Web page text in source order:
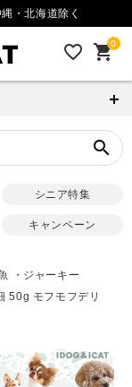
・北海道除く
favorite_outline 0
shopping_cart
search
シニア特集
キャンペーン
・ジャーキー
50g モフモフデリ